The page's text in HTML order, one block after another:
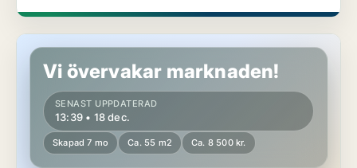
Lägenhet i Borgholm
Vi övervakar marknaden!
SENAST UPPDATERAD
13:39 • 18 dec.
Skapad 7 mo Ca. 55 m2 Ca. 8 500 kr.